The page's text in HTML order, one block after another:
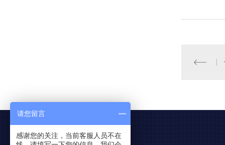
请您留言
感谢您的关注，当前客服人员不在